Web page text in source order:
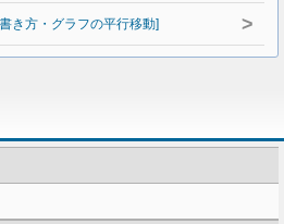
き方・グラフの平行移動] >